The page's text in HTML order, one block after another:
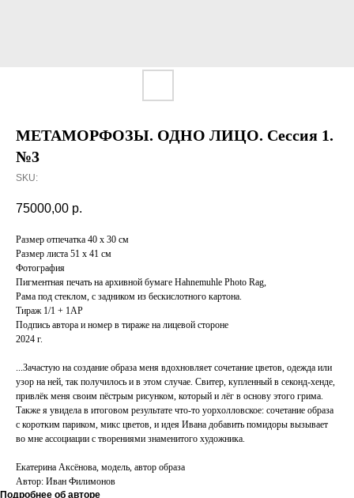
МЕТАМОРФОЗЫ. ОДНО ЛИЦО. Сессия 1.
№3
SKU:
75000,00 р.
Размер отпечатка 40 x 30 см
Размер листа 51 x 41 см
Фотография
Пигментная печать на архивной бумаге Hahnemuhle Photo Rag,
Рама под стеклом, с задником из бескислотного картона.
Тираж 1/1 + 1AP
Подпись автора и номер в тираже на лицевой стороне
2024 г.
...Зачастую на создание образа меня вдохновляет сочетание цветов, одежда или
узор на ней, так получилось и в этом случае. Свитер, купленный в секонд-хенде,
привлёк меня своим пёстрым рисунком, который и лёг в основу этого грима.
Также я увидела в итоговом результате что-то уорхолловское: сочетание образа
с коротким париком, микс цветов, и идея Ивана добавить помидоры вызывает
во мне ассоциации с творениями знаменитого художника.
Екатерина Аксёнова, модель, автор образа
Автор: Иван Филимонов
Подробнее об авторе